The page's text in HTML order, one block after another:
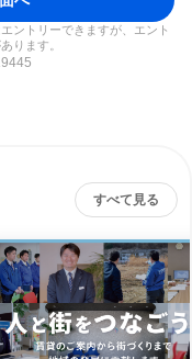
ントリーできますが、エント
ります。
すべて見る